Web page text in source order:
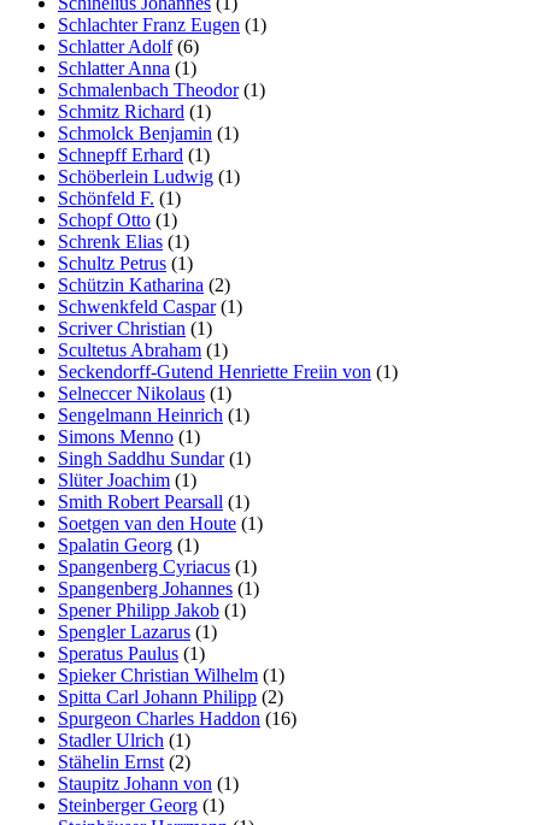
Schlachter Franz Eugen (1)
Schlatter Adolf(6)
Schlatter Anna (1)
Schmalenbach Theodor(1)
Schmitz Richard (1)
Schmolck Benjamin (1)
Schnepff Erhard (1)
Schöberlein Ludwig (1)
Schönfeld F. (1)
Schopf Otto (1)
Schrenk Elias (1)
Schultz Petrus (1)
Schützin Katharina (2)
Schwenkfeld Caspar(1)
Scriver Christian (1)
Scultetus Abraham (1)
Seckendorff-Gutend Henriette Freiin von (1)
Selneccer Nikolaus (1)
Sengelmann Heinrich (1)
Simons Menno (1)
Singh Saddhu Sundar(1)
Slüter Joachim (1)
Smith Robert Pearsall (1)
Soetgen van den Houte (1)
Spalatin Georg (1)
Spangenberg Cyriacus (1)
Spangenberg Johannes (1)
Spener Philipp Jakob (1)
Spengler Lazarus (1)
Speratus Paulus (1)
Spieker Christian Wilhelm (1)
Spitta Carl Johann Philipp (2)
Spurgeon Charles Haddon (16)
Stadler Ulrich (1)
Stähelin Ernst (2)
Staupitz Johann von (1)
Steinberger Georg (1)